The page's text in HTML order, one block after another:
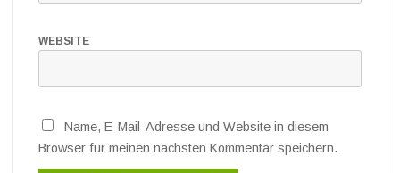
WEBSITE
Name, E-Mail-Adresse und Website in diesem
Browser für meinen nächsten Kommentar speichern.